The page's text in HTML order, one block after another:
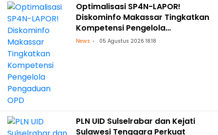
Optimalisasi SP4N-LAPOR!
Diskominfo Makassar Tingkatkan
Kompetensi Pengelola
Pengaduan OPD
News 05 Agustus 2026 18:18
PLN UID Sulselrabar dan Kejati
Sulawesi Tenggara Perkuat